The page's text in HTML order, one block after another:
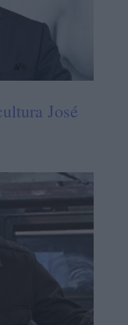
José